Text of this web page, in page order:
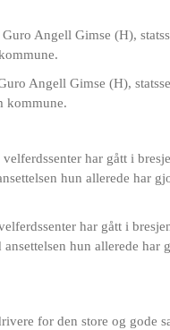
Angell Gimse (H),
kommune.
har gått i
hun allerede har